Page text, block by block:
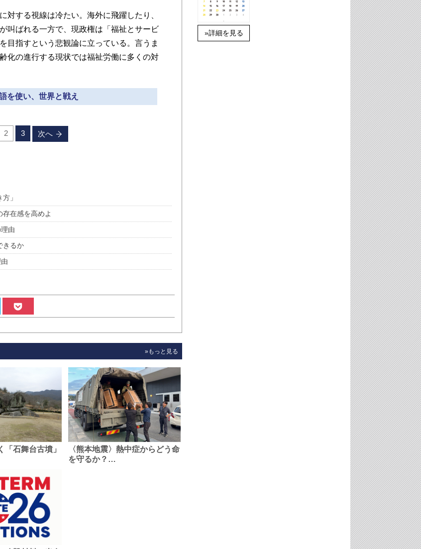
する視線は冷たい。海外に飛躍したり、
叫ばれる一方で、現政権は「福祉とサービ
目指すという悲観論に立っている。言うま
化の進行する現状では福祉労働に多くの対
を使い、世界と戦え
2 3 次へ
」
存在感を高めよ
由
きるか
»もっと見る
「石舞台古墳」
〈熊本地震〉熱中症からどう命
を守るか？…
»詳細を見る